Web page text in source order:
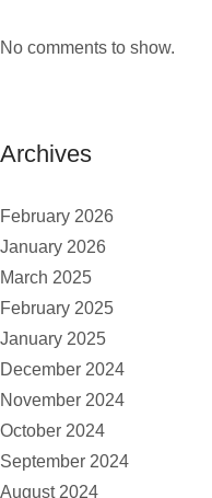
No comments to show.
Archives
February 2026
January 2026
March 2025
February 2025
January 2025
December 2024
November 2024
October 2024
September 2024
August 2024